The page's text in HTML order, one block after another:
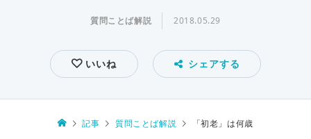
質問ことば解説 2018.05.29
いいね シェアする
記事 質問ことば解説 「初老」は何歳